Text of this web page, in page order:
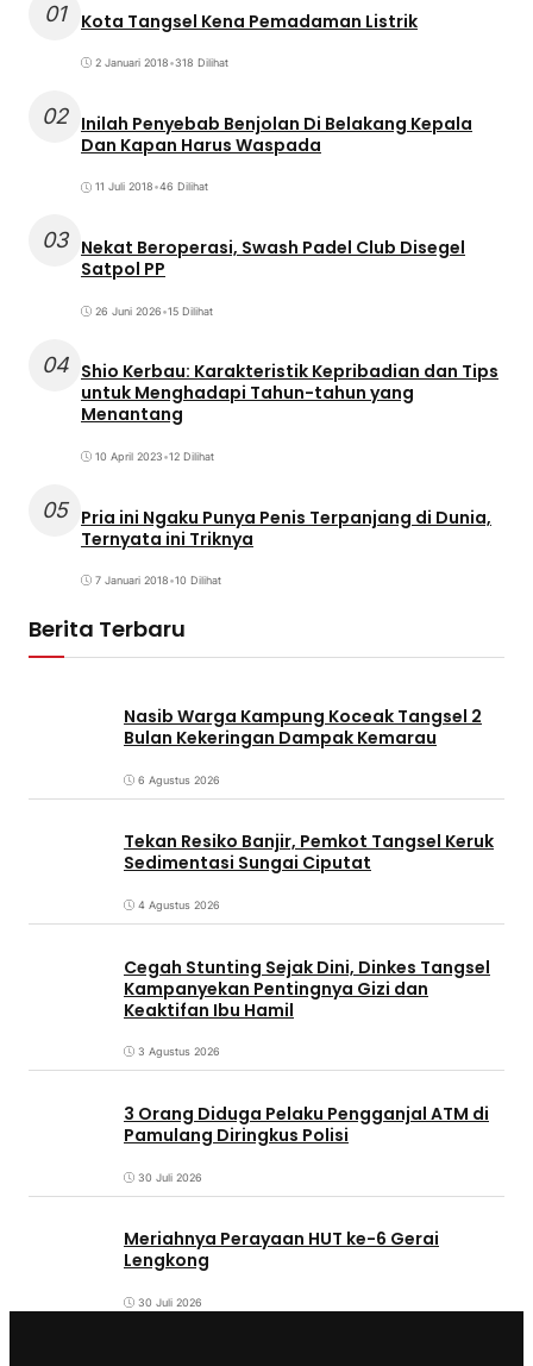
01 Kota Tangsel Kena Pemadaman Listrik
2 Januari 2018•318 Dilihat
02 Inilah Penyebab Benjolan Di Belakang Kepala
Dan Kapan Harus Waspada
11 Juli 2018•46 Dilihat
03 Nekat Beroperasi, Swash Padel Club Disegel
Satpol PP
26 Juni 2026•15 Dilihat
04 Shio Kerbau: Karakteristik Kepribadian dan Tips
untuk Menghadapi Tahun-tahun yang
Menantang
10 April 2023•12 Dilihat
05 Pria ini Ngaku Punya Penis Terpanjang di Dunia,
Ternyata ini Triknya
7 Januari 2018•10 Dilihat
Berita Terbaru
Nasib Warga Kampung Koceak Tangsel 2
Bulan Kekeringan Dampak Kemarau
6 Agustus 2026
Tekan Resiko Banjir, Pemkot Tangsel Keruk
Sedimentasi Sungai Ciputat
4 Agustus 2026
Cegah Stunting Sejak Dini, Dinkes Tangsel
Kampanyekan Pentingnya Gizi dan
Keaktifan Ibu Hamil
3 Agustus 2026
3 Orang Diduga Pelaku Pengganjal ATM di
Pamulang Diringkus Polisi
30 Juli 2026
Meriahnya Perayaan HUT ke-6 Gerai
Lengkong
30 Juli 2026